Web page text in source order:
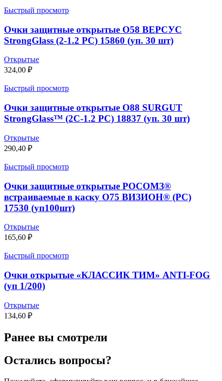
Быстрый просмотр
Очки защитные открытые О58 ВЕРСУС
StrongGlass (2-1.2 РС) 15860 (уп. 30 шт)
Открытые
324,00 ₽
Быстрый просмотр
Очки защитные открытые О88 SURGUT
StrongGlass™ (2C-1.2 РС) 18837 (уп. 30 шт)
Открытые
290,40 ₽
Быстрый просмотр
Очки защитные открытые РОСОМЗ®
встраиваемые в каску О75 ВИЗИОН® (РС)
17530 (уп100шт)
Открытые
165,60 ₽
Быстрый просмотр
Очки открытые «КЛАССИК ТИМ» ANTI-FOG
(уп 1/200)
Открытые
134,60 ₽
Ранее вы смотрели
Остались вопросы?